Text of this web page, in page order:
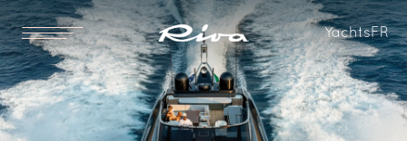
YachtsFR
LOA
23.32 [m]
76 ft 6 in
LH
22.49 [m]
73 ft 9 in
LWL Maître-bau